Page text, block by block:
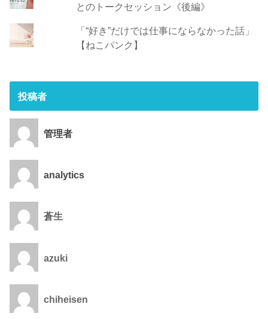
とのトークセッション《後編》
「“好き”だけでは仕事にならなかった話」
【ねこパンク】
投稿者
管理者
analytics
蒼生
azuki
chiheisen